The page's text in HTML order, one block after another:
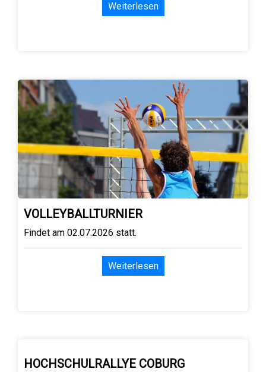
Weiterlesen
VOLLEYBALLTURNIER
Findet am 02.07.2026 statt.
Weiterlesen
HOCHSCHULRALLYE COBURG